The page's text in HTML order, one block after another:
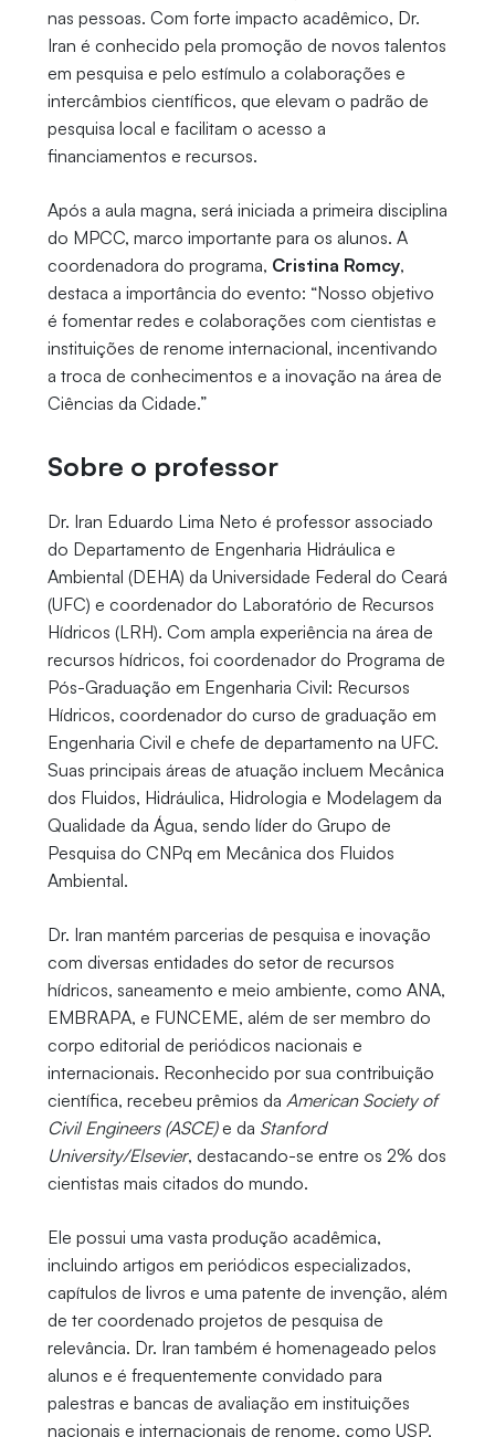
nas pessoas. Com forte impacto acadêmico, Dr.
Iran é conhecido pela promoção de novos talentos
em pesquisa e pelo estímulo a colaborações e
intercâmbios científicos, que elevam o padrão de
pesquisa local e facilitam o acesso a
financiamentos e recursos.
Após a aula magna, será iniciada a primeira disciplina
do MPCC, marco importante para os alunos. A
coordenadora do programa, Cristina Romcy,
destaca a importância do evento: “Nosso objetivo
é fomentar redes e colaborações com cientistas e
instituições de renome internacional, incentivando
a troca de conhecimentos e a inovação na área de
Ciências da Cidade.”
Sobre o professor
Dr. Iran Eduardo Lima Neto é professor associado
do Departamento de Engenharia Hidráulica e
Ambiental (DEHA) da Universidade Federal do Ceará
(UFC) e coordenador do Laboratório de Recursos
Hídricos (LRH). Com ampla experiência na área de
recursos hídricos, foi coordenador do Programa de
Pós-Graduação em Engenharia Civil: Recursos
Hídricos, coordenador do curso de graduação em
Engenharia Civil e chefe de departamento na UFC.
Suas principais áreas de atuação incluem Mecânica
dos Fluidos, Hidráulica, Hidrologia e Modelagem da
Qualidade da Água, sendo líder do Grupo de
Pesquisa do CNPq em Mecânica dos Fluidos
Ambiental.
Dr. Iran mantém parcerias de pesquisa e inovação
com diversas entidades do setor de recursos
hídricos, saneamento e meio ambiente, como ANA,
EMBRAPA, e FUNCEME, além de ser membro do
corpo editorial de periódicos nacionais e
internacionais. Reconhecido por sua contribuição
científica, recebeu prêmios da American Society of
Civil Engineers (ASCE)e da Stanford
University/Elsevier, destacando-se entre os 2% dos
cientistas mais citados do mundo.
Ele possui uma vasta produção acadêmica,
incluindo artigos em periódicos especializados,
capítulos de livros e uma patente de invenção, além
de ter coordenado projetos de pesquisa de
relevância. Dr. Iran também é homenageado pelos
alunos e é frequentemente convidado para
palestras e bancas de avaliação em instituições
nacionais e internacionais de renome, como USP,